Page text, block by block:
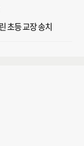
초등 교장 송치